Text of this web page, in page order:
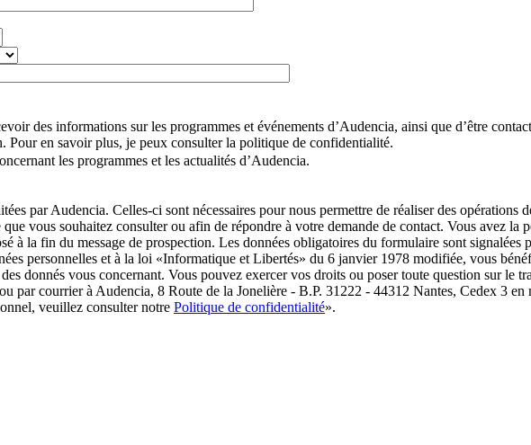
des informations sur les programmes et événements d’Audencia, ainsi que d’être
Pour en savoir plus, je peux consulter la politique de confidentialité.
les programmes et les actualités d’Audencia.
par Audencia. Celles-ci sont nécessaires pour nous permettre de réaliser des
vous souhaitez consulter ou afin de répondre à votre demande de contact. Vous avez
à la fin du message de prospection. Les données obligatoires du formulaire sont
personnelles et à la loi «Informatique et Libertés» du 6 janvier 1978 modifiée, vous
donnés vous concernant. Vous pouvez exercer vos droits ou poser toute question sur le
ou par courrier à Audencia, 8 Route de la Jonelière - B.P. 31222 - 44312 Nantes, Cedex 3
veuillez consulter notre Politique de confidentialité».